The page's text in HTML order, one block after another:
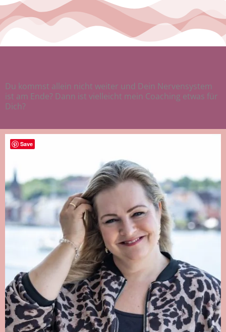
Du kommst allein nicht weiter und Dein Nervensystem
ist am Ende? Dann ist vielleicht mein Coaching etwas für
Dich?
Save